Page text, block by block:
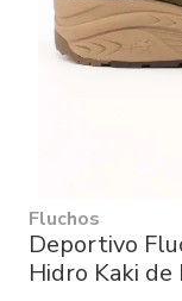
Fluchos
Deportivo
Hidro Kaki